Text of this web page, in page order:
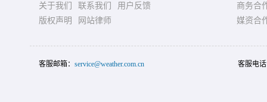
关于我们 联系我们
用户反馈
版权声明
网站律师
商务合
媒资合
客服邮箱： service@weather.com.cn 客服电